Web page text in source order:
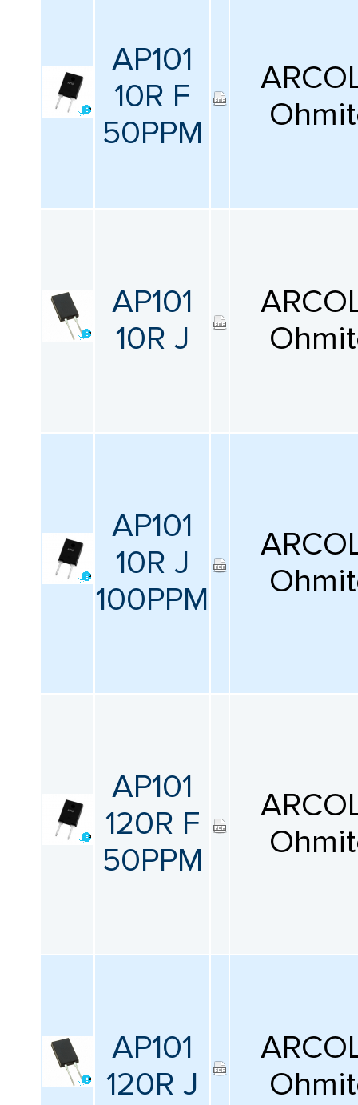
AP101
10R F
50PPM
AP101
10R J
AP101
10R J
100PPM
AP101
120R F
50PPM
AP101
120R J